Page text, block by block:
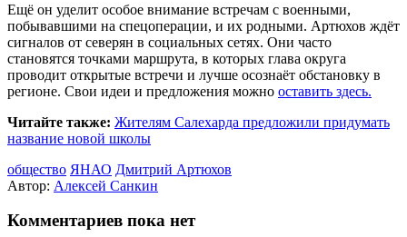
Ещё он уделит особое внимание встречам с военными,
побывавшими на спецоперации, и их родными. Артюхов ждёт
сигналов от северян в социальных сетях. Они часто
становятся точками маршрута, в которых глава округа
проводит открытые встречи и лучше осознаёт обстановку в
регионе. Свои идеи и предложения можно оставить здесь.
Читайте также: Жителям Салехарда предложили придумать
название новой школы
общество ЯНАО Дмитрий Артюхов
Автор: Алексей Санкин
Комментариев пока нет